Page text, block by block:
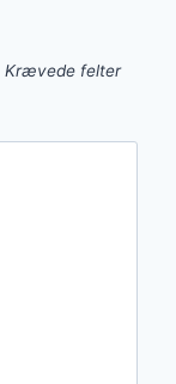
Krævede felter